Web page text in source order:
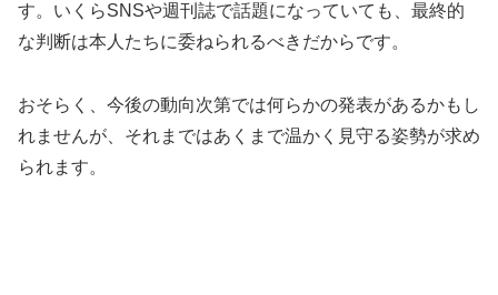
す。いくらSNSや週刊誌で話題になっていても、最終的
な判断は本人たちに委ねられるべきだからです。
おそらく、今後の動向次第では何らかの発表があるかもし
れませんが、それまではあくまで温かく見守る姿勢が求め
られます。